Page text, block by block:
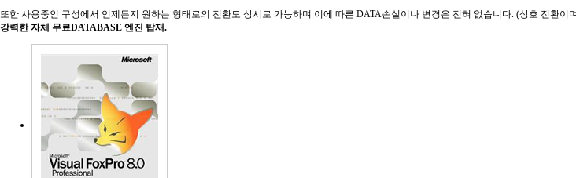
또한 사용중인 구성에서 언제든지 원하는 형태로의 전환도 상시로 가능하며 이에 따른 DATA손실이나 변경은 전혀 없습니다. (상호 전환이
강력한 자체 무료DATABASE 엔진 탑재.